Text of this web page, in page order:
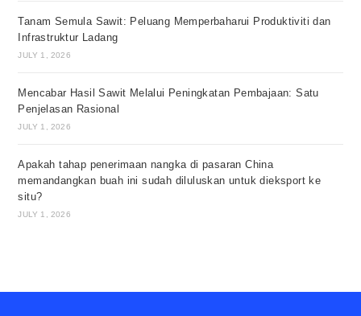
Tanam Semula Sawit: Peluang Memperbaharui Produktiviti dan
Infrastruktur Ladang
JULY 1, 2026
Mencabar Hasil Sawit Melalui Peningkatan Pembajaan: Satu
Penjelasan Rasional
JULY 1, 2026
Apakah tahap penerimaan nangka di pasaran China
memandangkan buah ini sudah diluluskan untuk dieksport ke
situ?
JULY 1, 2026